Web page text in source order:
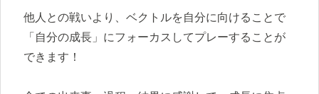
他人との戦いより、ベクトルを自分に向けることで
「自分の成長」にフォーカスしてプレーすることが
できます！